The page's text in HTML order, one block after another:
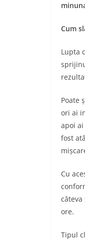
Cum
Lupta
Poate
ori ai
apoi
fost
Cu
ore.
Tipul